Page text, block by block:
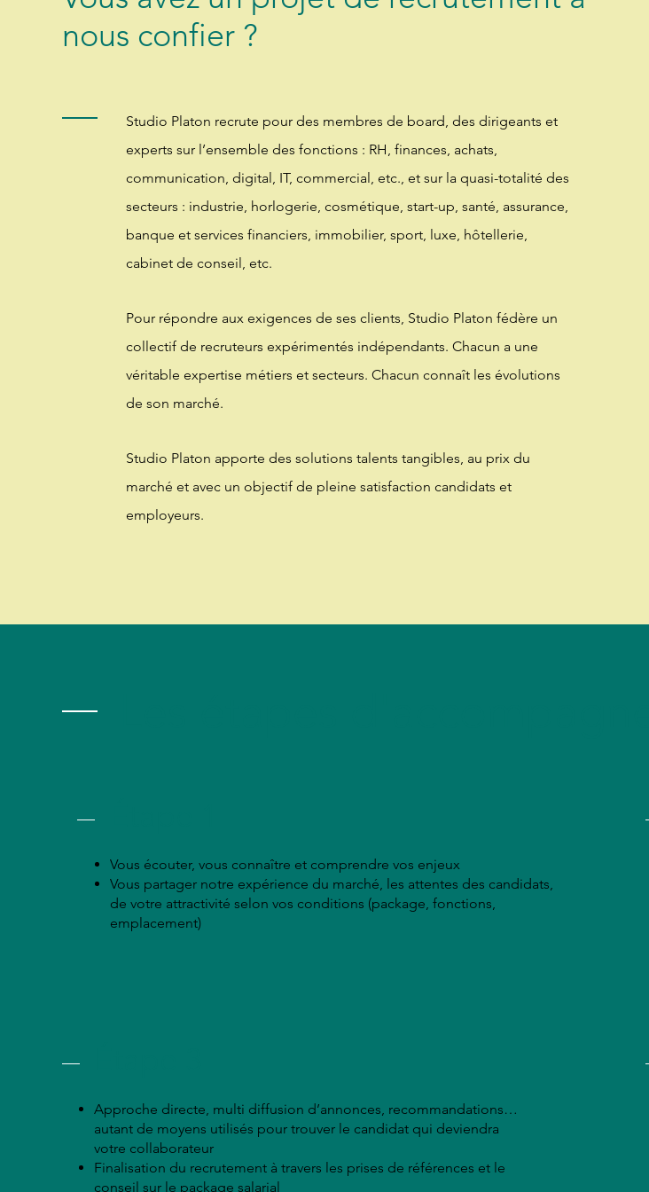
Approche directe, multi diffusion d’annonces, recommandations…
autant de moyens utilisés pour trouver le candidat qui deviendra
votre collaborateur
Finalisation du recrutement à travers les prises de références et le
conseil sur le package salarial
Vous écouter, vous connaître et comprendre vos enjeux
Vous partager notre expérience du marché, les attentes des candidats,
de votre attractivité selon vos conditions (package, fonctions,
emplacement)
Studio Platon recrute pour des membres de board, des dirigeants et
experts sur l’ensemble des fonctions : RH, finances, achats,
communication, digital, IT, commercial, etc., et sur la quasi-totalité des
secteurs : industrie, horlogerie, cosmétique, start-up, santé, assurance,
banque et services financiers, immobilier, sport, luxe, hôtellerie,
cabinet de conseil, etc.
Pour répondre aux exigences de ses clients, Studio Platon fédère un
collectif de recruteurs expérimentés indépendants. Chacun a une
véritable expertise métiers et secteurs. Chacun connaît les évolutions
de son marché.
Studio Platon apporte des solutions talents tangibles, au prix du
marché et avec un objectif de pleine satisfaction candidats et
employeurs.
nous confier ?